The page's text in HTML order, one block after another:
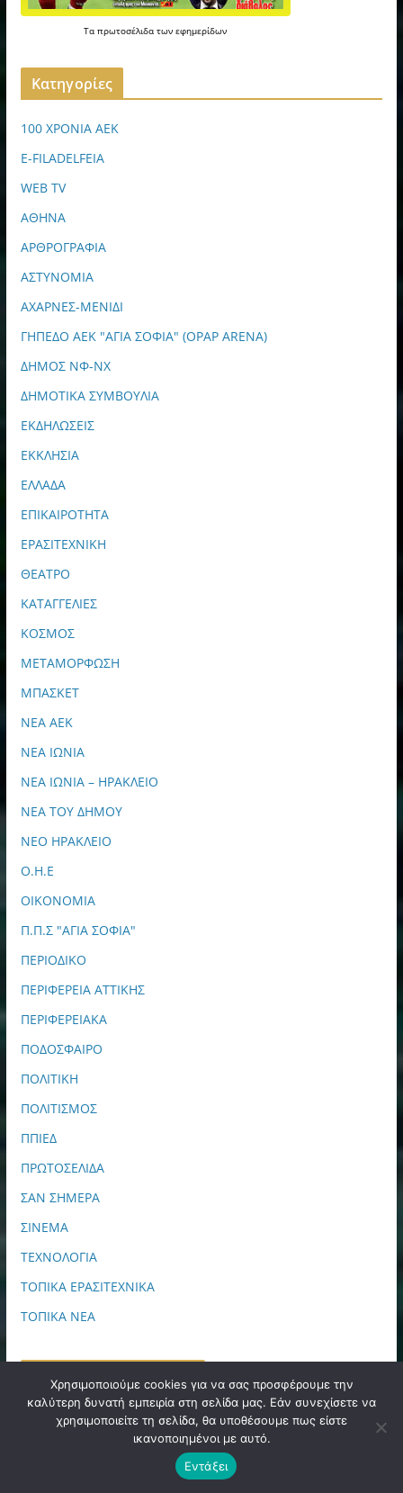
Ταπρωτοσέλιδατωνεφημερίδων
Kατηγορίες
100 ΧΡΟΝΙΑ ΑΕΚ
E-FILADELFEIA
WEB TV
ΑΘΗΝΑ
ΑΡΘΡΟΓΡΑΦΙΑ
ΑΣΤΥΝΟΜΙΑ
ΑΧΑΡΝΕΣ-ΜΕΝΙΔΙ
ΓΗΠΕΔΟ ΑΕΚ "ΑΓΙΑ ΣΟΦΙΑ" (OPAP ARENA)
ΔΗΜΟΣ ΝΦ-ΝΧ
ΔΗΜΟΤΙΚΑ ΣΥΜΒΟΥΛΙΑ
ΕΚΔΗΛΩΣΕΙΣ
ΕΚΚΛΗΣΙΑ
ΕΛΛΑΔΑ
ΕΠΙΚΑΙΡΟΤΗΤΑ
ΕΡΑΣΙΤΕΧΝΙΚΗ
ΘΕΑΤΡΟ
ΚΑΤΑΓΓΕΛΙΕΣ
ΚΟΣΜΟΣ
ΜΕΤΑΜΟΡΦΩΣΗ
ΜΠΑΣΚΕΤ
ΝΕΑ ΑΕΚ
ΝΕΑ ΙΩΝΙΑ
ΝΕΑ ΙΩΝΙΑ – ΗΡΑΚΛΕΙΟ
ΝΕΑ ΤΟΥ ΔΗΜΟΥ
ΝΕΟ ΗΡΑΚΛΕΙΟ
Ο.Η.Ε
ΟΙΚΟΝΟΜΙΑ
Π.Π.Σ "ΑΓΙΑ ΣΟΦΙΑ"
ΠΕΡΙΟΔΙΚΟ
ΠΕΡΙΦΕΡΕΙΑ ΑΤΤΙΚΗΣ
ΠΕΡΙΦΕΡΕΙΑΚΑ
ΠΟΔΟΣΦΑΙΡΟ
ΠΟΛΙΤΙΚΗ
ΠΟΛΙΤΙΣΜΟΣ
ΠΠΙΕΔ
ΠΡΩΤΟΣΕΛΙΔΑ
ΣΑΝ ΣΗΜΕΡΑ
ΣΙΝΕΜΑ
ΤΕΧΝΟΛΟΓΙΑ
ΤΟΠΙΚΑ ΕΡΑΣΙΤΕΧΝΙΚΑ
ΤΟΠΙΚΑ ΝΕΑ
FANS FACEBOOK PAGE
Χρησιμοποιούμε cookies για να σας προσφέρουμε την
καλύτερη δυνατή εμπειρία στη σελίδα μας. Εάν συνεχίσετε να
χρησιμοποιείτε τη σελίδα, θα υποθέσουμε πως είστε
ικανοποιημένοι με αυτό.
Εντάξει